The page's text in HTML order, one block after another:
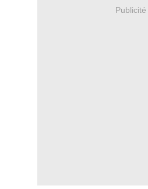
Publicité